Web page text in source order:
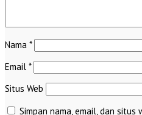
Nama *
Email *
Situs Web
Simpan nama, email, dan situs